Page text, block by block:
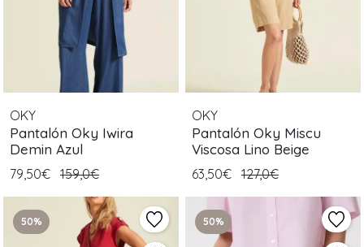
OKY
Pantalón Oky Iwira
Demin Azul
79,50€ 159,0€
OKY
Pantalón Oky Miscu
Viscosa Lino Beige
63,50€ 127,0€
50% 50%